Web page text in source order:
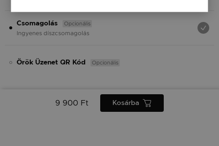
Csomagolás Opcionális
Ingyenes díszcsomagolás
Örök Üzenet QR Kód Opcionális
9 900 Ft Kosárba